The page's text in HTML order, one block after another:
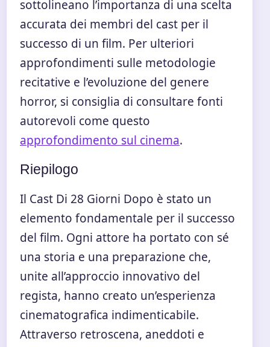
sottolineano l’importanza di una scelta
accurata dei membri del cast per il
successo di un film. Per ulteriori
approfondimenti sulle metodologie
recitative e l’evoluzione del genere
horror, si consiglia di consultare fonti
autorevoli come questo
approfondimento sul cinema.
Riepilogo
Il Cast Di 28 Giorni Dopo è stato un
elemento fondamentale per il successo
del film. Ogni attore ha portato con sé
una storia e una preparazione che,
unite all’approccio innovativo del
regista, hanno creato un’esperienza
cinematografica indimenticabile.
Attraverso retroscena, aneddoti e